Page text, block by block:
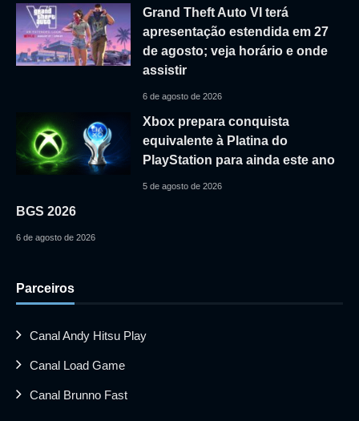
Grand Theft Auto VI terá
apresentação estendida em 27
de agosto; veja horário e onde
assistir
6 de agosto de 2026
Xbox prepara conquista
equivalente à Platina do
PlayStation para ainda este ano
5 de agosto de 2026
BGS 2026
6 de agosto de 2026
Parceiros
Canal Andy Hitsu Play
Canal Load Game
Canal Brunno Fast